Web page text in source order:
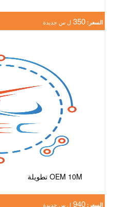
السعر: 350 ل س جديدة
OEM 10M تطويلة
السعر: 940 ل س جديدة